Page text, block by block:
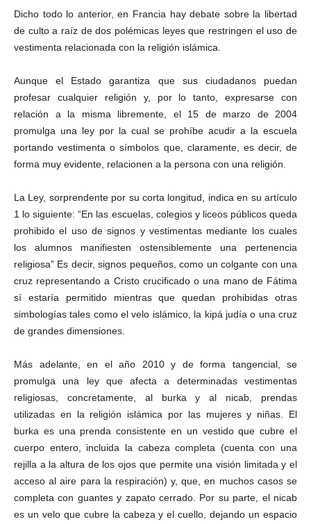
Dicho todo lo anterior, en Francia hay debate sobre la libertad
de culto a raíz de dos polémicas leyes que restringen el uso de
vestimenta relacionada con la religión islámica.
Aunque el Estado garantiza que sus ciudadanos puedan
profesar cualquier religión y, por lo tanto, expresarse con
relación a la misma libremente, el 15 de marzo de 2004
promulga una ley por la cual se prohíbe acudir a la escuela
portando vestimenta o símbolos que, claramente, es decir, de
forma muy evidente, relacionen a la persona con una religión.
La Ley, sorprendente por su corta longitud, indica en su artículo
1 lo siguiente: “En las escuelas, colegios y liceos públicos queda
prohibido el uso de signos y vestimentas mediante los cuales
los alumnos manifiesten ostensiblemente una pertenencia
religiosa” Es decir, signos pequeños, como un colgante con una
cruz representando a Cristo crucificado o una mano de Fátima
sí estaría permitido mientras que quedan prohibidas otras
simbologías tales como el velo islámico, la kipá judía o una cruz
de grandes dimensiones.
Más adelante, en el año 2010 y de forma tangencial, se
promulga una ley que afecta a determinadas vestimentas
religiosas, concretamente, al burka y al nicab, prendas
utilizadas en la religión islámica por las mujeres y niñas. El
burka es una prenda consistente en un vestido que cubre el
cuerpo entero, incluida la cabeza completa (cuenta con una
rejilla a la altura de los ojos que permite una visión limitada y el
acceso al aire para la respiración) y, que, en muchos casos se
completa con guantes y zapato cerrado. Por su parte, el nicab
es un velo que cubre la cabeza y el cuello, dejando un espacio